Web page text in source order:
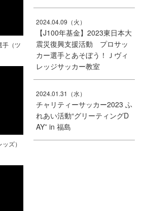
手（ツ
ズ）
2024.04.09（火）
【J100年基金】2023東日本大
震災復興支援活動 プロサッ
カー選手とあそぼう！Ｊヴィ
レッジサッカー教室
2024.01.31（水）
チャリティーサッカー2023 ふ
れあい活動“グリーティングD
AY” in 福島